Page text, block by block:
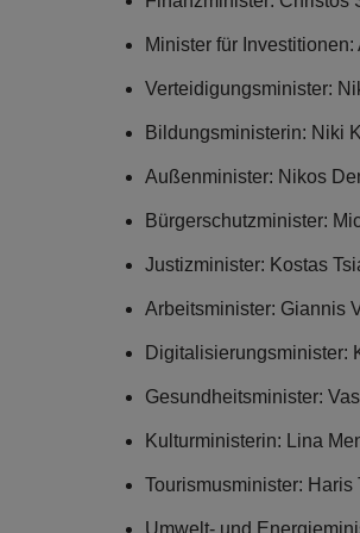
Minister für
Verteidigungsminister:
Bildungsministerin: Niki
Außenminister: Nikos
Bürgerschutzminister:
Justizminister: Kostas
Arbeitsminister: Giannis
Digitalisierungsminister:
Gesundheitsminister:
Kulturministerin: Lina
Tourismusminister: Haris